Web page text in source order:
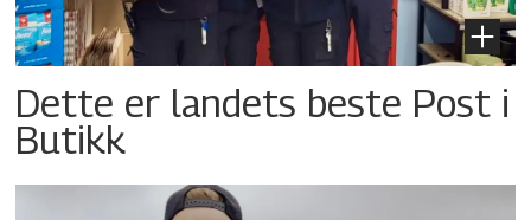
Dette er landets beste Post i
Butikk